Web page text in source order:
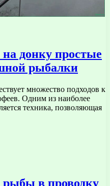
донку простые
рыбалки
множество подходов к
Одним из наиболее
техника, позволяющая
рыбы в проводку